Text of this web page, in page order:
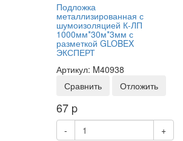
Подложка
металлизированная с
шумоизоляцией К-ЛП
1000мм*30м*3мм с
разметкой GLOBEX
ЭКСПЕРТ
Артикул: M40938
Сравнить
Отложить
67 p
- +